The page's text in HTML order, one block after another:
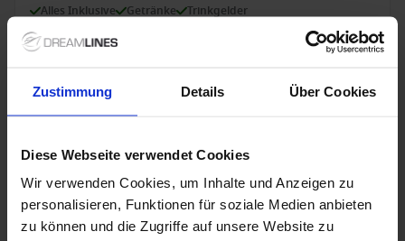
Zustimmung Details Über Cookies
Diese Webseite verwendet Cookies
Wir verwenden Cookies, um Inhalte und Anzeigen zu
personalisieren, Funktionen für soziale Medien anbieten
zu können und die Zugriffe auf unsere Website zu
Alles Inklusive Getränke Trinkgelder
Bis zu 749 € Bordguthaben
Keine alternativen
14.625 €p. P.
Nur Kreuzfahrt